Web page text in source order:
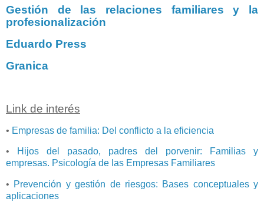
Gestión de las relaciones familiares y la
profesionalización
Eduardo Press
Granica
Link de interés
• Empresas de familia: Del conflicto a la eficiencia
•
Hijos del pasado, padres del porvenir: Familias y
empresas. Psicología de las Empresas Familiares
• Prevención y gestión de riesgos: Bases conceptuales y
aplicaciones